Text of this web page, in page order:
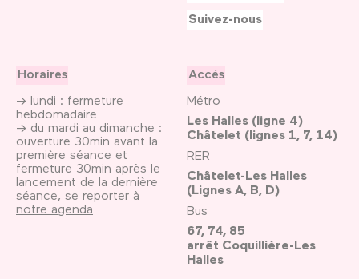
Horaires
→ lundi : fermeture
hebdomadaire
→ du mardi au dimanche :
ouverture 30min avant la
première séance et
fermeture 30min après le
lancement de la dernière
séance, se reporter à
notre agenda
Accès
Métro
Les Halles (ligne 4)
Châtelet (lignes 1, 7, 14)
RER
Châtelet-Les Halles
(Lignes A, B, D)
Bus
67, 74, 85
arrêt Coquillière-Les
Halles
Suivez-nous